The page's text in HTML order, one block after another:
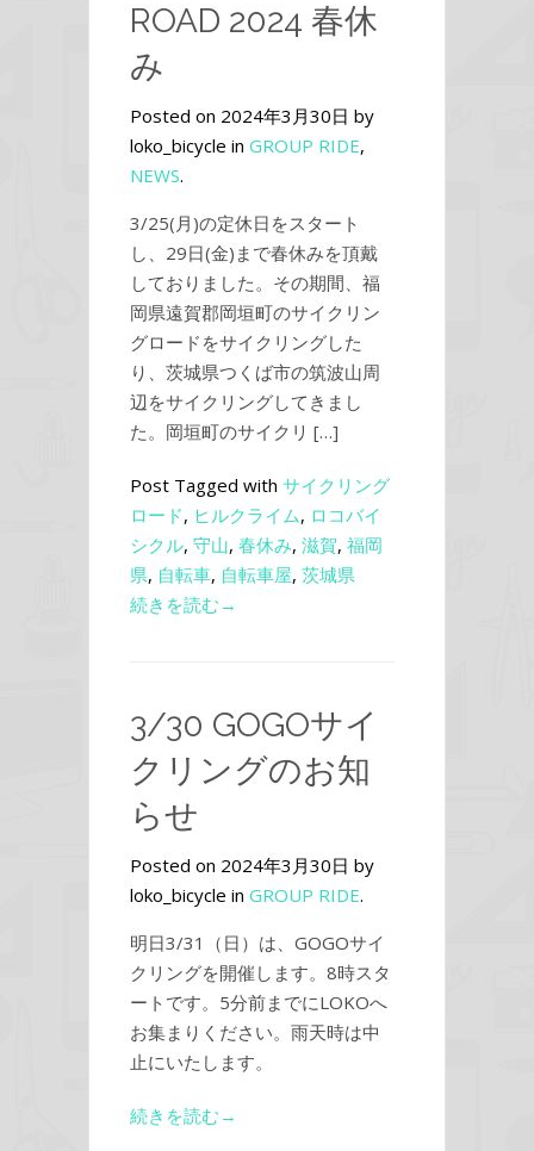
ROAD 2024 春休
み
Posted on 2024年3月30日 by
loko_bicycle in GROUP RIDE,
NEWS.
3/25(月)の定休日をスタート
し、29日(金)まで春休みを頂戴
しておりました。その期間、福
岡県遠賀郡岡垣町のサイクリン
グロードをサイクリングした
り、茨城県つくば市の筑波山周
辺をサイクリングしてきまし
た。岡垣町のサイクリ […]
Post Tagged with サイクリング
ロード, ヒルクライム, ロコバイ
シクル, 守山, 春休み, 滋賀, 福岡
県, 自転車, 自転車屋, 茨城県
続きを読む→
3/30 GOGOサイ
クリングのお知
らせ
Posted on 2024年3月30日 by
loko_bicycle in GROUP RIDE.
明日3/31（日）は、GOGOサイ
クリングを開催します。8時スタ
ートです。5分前までにLOKOへ
お集まりください。雨天時は中
止にいたします。
続きを読む→